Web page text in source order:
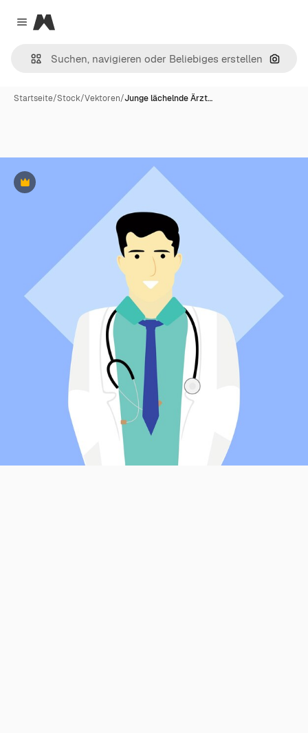
Close menu
Magnific
Nach
Startseite/Stock/Vektoren/Junge lächelnde Ärzt…
Premium